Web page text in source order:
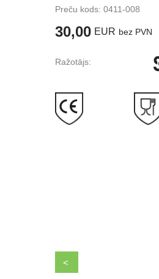
Preču kods: 0411-008
30,00 EUR bez PVN
Ražotājs:
<